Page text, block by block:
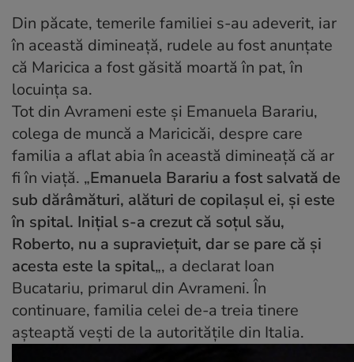
Din păcate, temerile familiei s-au adeverit, iar
în această dimineață, rudele au fost anunțate
că Maricica a fost găsită moartă în pat, în
locuința sa.
Tot din Avrameni este și Emanuela Barariu,
colega de muncă a Maricicăi, despre care
familia a aflat abia în această dimineață că ar
fi în viață. „Emanuela Barariu a fost salvată de
sub dărâmături, alături de copilaşul ei, şi este
în spital. Inițial s-a crezut că soțul său,
Roberto, nu a supraviețuit, dar se pare că și
acesta este la spital„, a declarat Ioan
Bucatariu, primarul din Avrameni. În
continuare, familia celei de-a treia tinere
așteaptă vești de la autoritățile din Italia.